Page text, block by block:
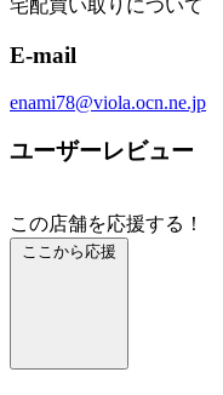
宅配買い取りについて
E-mail
enami78@viola.ocn.ne.jp
ユーザーレビュー
この店舗を応援する！
ここから応援